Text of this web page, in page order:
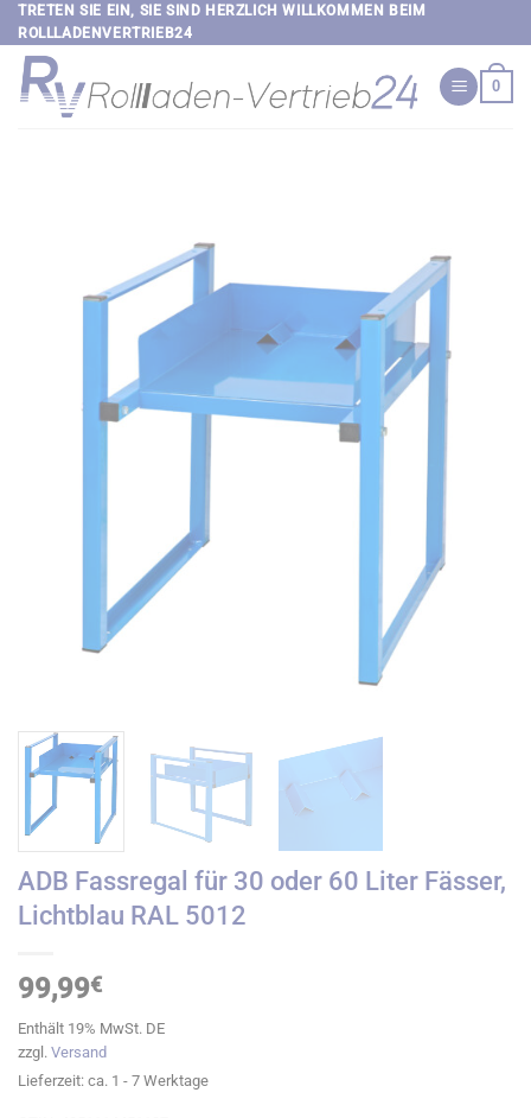
Zum
Inhalt
springen
TRETEN SIE EIN, SIE SIND HERZLICH WILLKOMMEN BEIM
ROLLLADENVERTRIEB24
0
ADB Fassregal für 30 oder 60 Liter Fässer,
Lichtblau RAL 5012
99,99€
Enthält 19% MwSt. DE
zzgl. Versand
Lieferzeit: ca. 1 - 7 Werktage